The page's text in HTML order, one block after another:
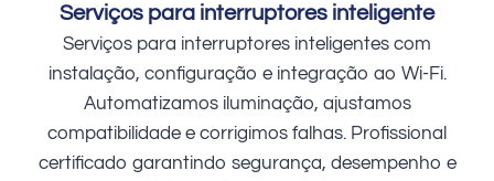
Serviços para interruptores inteligente
Serviços para interruptores inteligentes com
instalação, configuração e integração ao Wi-Fi.
Automatizamos iluminação, ajustamos
compatibilidade e corrigimos falhas. Profissional
certificado garantindo segurança, desempenho e